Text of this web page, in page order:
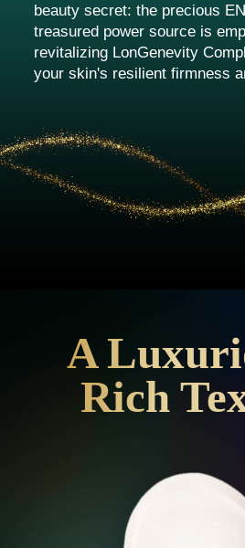
beauty secret: the precious
treasured power source is
revitalizing LonGenevity
your skin's resilient firmness
A
Rich